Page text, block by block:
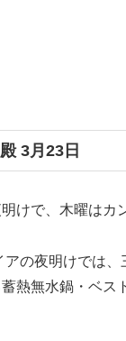
3月23日
けで、木曜はカ
アの夜明けでは
熱無水鍋・ベス